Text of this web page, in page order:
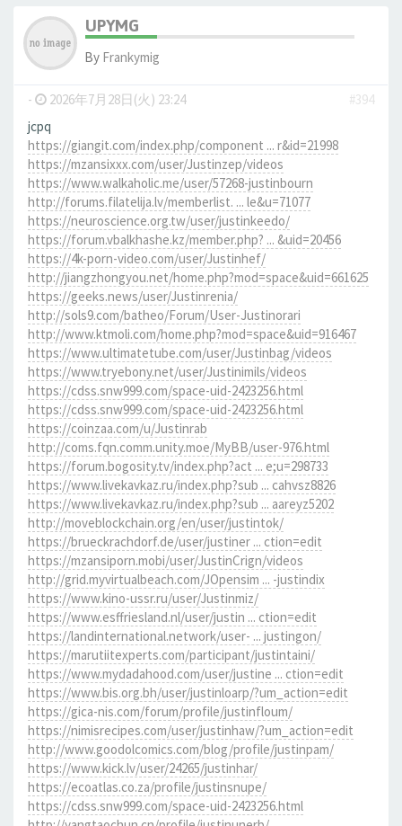
UPYMG
By Frankymig
- 2026年7月28日(火) 23:24
#394
jcpq
https://giangit.com/index.php/component ... r&id=21998
https://mzansixxx.com/user/Justinzep/videos
https://www.walkaholic.me/user/57268-justinbourn
http://forums.filatelija.lv/memberlist. ... le&u=71077
https://neuroscience.org.tw/user/justinkeedo/
https://forum.vbalkhashe.kz/member.php? ... &uid=20456
https://4k-porn-video.com/user/Justinhef/
http://jiangzhongyou.net/home.php?mod=space&uid=661625
https://geeks.news/user/Justinrenia/
http://sols9.com/batheo/Forum/User-Justinorari
http://www.ktmoli.com/home.php?mod=space&uid=916467
https://www.ultimatetube.com/user/Justinbag/videos
https://www.tryebony.net/user/Justinimils/videos
https://cdss.snw999.com/space-uid-2423256.html
https://cdss.snw999.com/space-uid-2423256.html
https://coinzaa.com/u/Justinrab
http://coms.fqn.comm.unity.moe/MyBB/user-976.html
https://forum.bogosity.tv/index.php?act ... e;u=298733
https://www.livekavkaz.ru/index.php?sub ... cahvsz8826
https://www.livekavkaz.ru/index.php?sub ... aareyz5202
http://moveblockchain.org/en/user/justintok/
https://brueckrachdorf.de/user/justiner ... ction=edit
https://mzansiporn.mobi/user/JustinCrign/videos
http://grid.myvirtualbeach.com/JOpensim ... -justindix
https://www.kino-ussr.ru/user/Justinmiz/
https://www.esffriesland.nl/user/justin ... ction=edit
https://landinternational.network/user- ... justingon/
https://marutiitexperts.com/participant/justintaini/
https://www.mydadahood.com/user/justine ... ction=edit
https://www.bis.org.bh/user/justinloarp/?um_action=edit
https://gica-nis.com/forum/profile/justinfloum/
https://nimisrecipes.com/user/justinhaw/?um_action=edit
http://www.goodolcomics.com/blog/profile/justinpam/
https://www.kick.lv/user/24265/justinhar/
https://ecoatlas.co.za/profile/justinsnupe/
https://cdss.snw999.com/space-uid-2423256.html